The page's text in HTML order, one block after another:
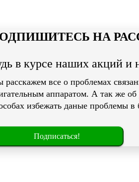
НА
в курсе наших акций и
все о проблемах
аппаратом. А так же
избежать даные проблемы в
Подписаться!